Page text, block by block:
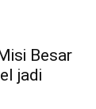
Besar
jadi